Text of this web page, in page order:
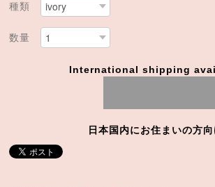
種類
数量
International shipping
日本国内にお住まいの方向